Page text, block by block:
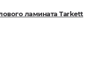
ламината Tarkett